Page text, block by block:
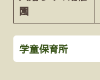
園
学童保育所